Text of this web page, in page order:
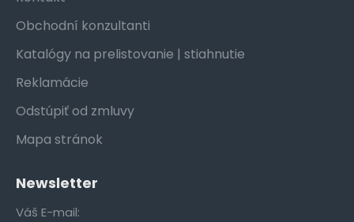
Obchodní konzultanti
Katalógy na prelistovanie | stiahnutie
Reklamácie
Odstúpiť od zmluvy
Mapa stránok
Newsletter
Váš E-mail: